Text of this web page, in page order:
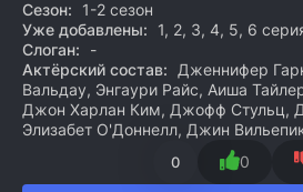
Сезон:
1-2 сезон
Уже добавлены:
1, 2, 3, 4, 5, 6
Слоган:
-
Актёрский состав:
Дженнифер
Вальдау, Энгаури Райс, Аиша
Джон Харлан Ким, Джофф Стульц,
Элизабет О'Доннелл, Джин
0 0